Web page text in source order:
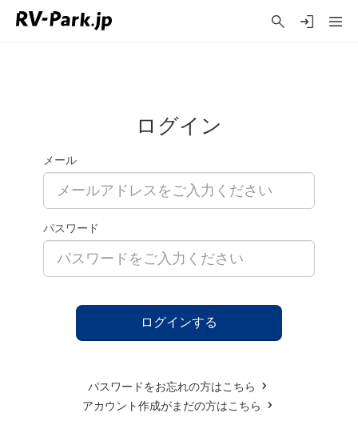
ログイン
メール
パスワード
パスワードをお忘れの方はこちら
アカウント作成がまだの方はこちら